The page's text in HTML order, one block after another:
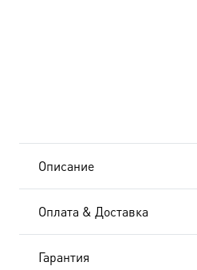
Описание
Оплата & Доставка
Гарантия